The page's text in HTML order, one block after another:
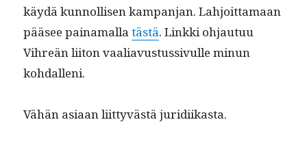
käy­dä kun­nol­lisen kam­pan­jan. Lahjoit­ta­maan
pääsee paina­mal­latästä. Link­ki ohjau­tuu
Vihreän liiton vaali­avus­tus­sivulle min­un
kohdalleni.
Vähän asi­aan liit­tyvästä juridiikasta.